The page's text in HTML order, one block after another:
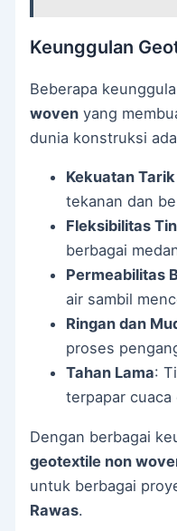
Keunggulan
Beberapa
woven yang
dunia konstruksi
Kekuatan
tekanan dan
Fleksibilitas
berbagai
Permeabilitas
air sambil
Ringan dan
proses
Tahan Lama:
terpapar cuaca
Dengan berbagai
geotextile non
untuk berbagai
Rawas.